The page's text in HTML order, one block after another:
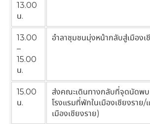
13.00
น.
13.00
–
15.00
น.
อำลาชุมชนมุ่งหน้ากลับสู่เมืองเ
15.00
น.
ส่งคณะเดินทางกลับที่จุดนัดพ
โรงแรมที่พักในเมืองเชียงราย/
เมืองเชียงราย)